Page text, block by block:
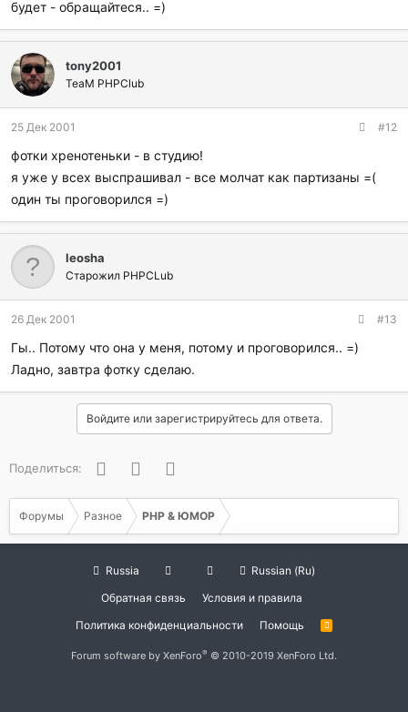
будет - обращайтеся.. =)
tony2001
TeaM PHPClub
25 Дек 2001 #12
фотки хренотеньки - в студию!
я уже у всех выспрашивал - все молчат как партизаны =(
один ты проговорился =)
leosha
Старожил PHPCLub
26 Дек 2001 #13
Гы.. Потому что она у меня, потому и проговорился.. =)
Ладно, завтра фотку сделаю.
Войдите или зарегистрируйтесь для ответа.
Поделиться: FacebookTwitter
Форумы Разное PHP & ЮМОР
Russia
Russian (Ru)
Обратная связь
Условия и правила
Политика конфиденциальности
Помощь
R
Forum software by XenForo® © 2010-2019 XenForo Ltd.